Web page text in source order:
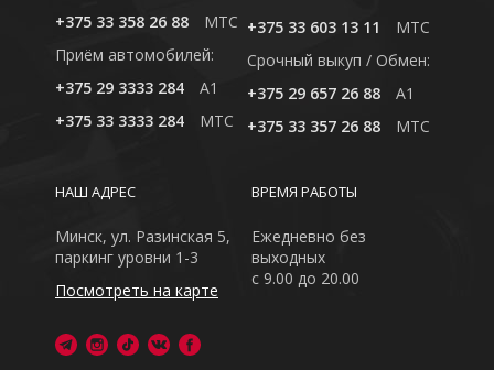
+375 33 358 26 88
MTC
Приём автомобилей:
+375 29 3333 284
A1
+375 33 3333 284
MTC
+375 33 603 13 11
MTC
Cрочный выкуп / Обмен:
+375 29 657 26 88
A1
+375 33 357 26 88
MTC
ВРЕМЯ РАБОТЫ
Ежедневно без
выходных
с 9.00 до 20.00
НАШ АДРЕС
Минск, ул. Разинская 5,
паркинг уровни 1-3
Посмотреть на карте